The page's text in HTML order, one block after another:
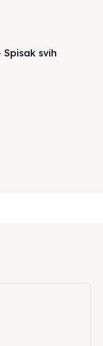
Spisak svih